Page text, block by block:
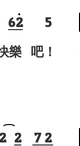
62 5
吧！
2 7 2